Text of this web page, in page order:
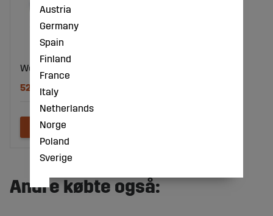
Wedi
52 DKK
Andre købte også:
Austria
Germany
Spain
Finland
France
Italy
Netherlands
Norge
Poland
Sverige